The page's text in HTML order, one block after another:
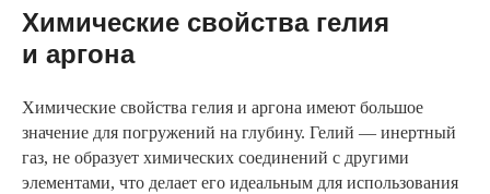
Химические свойства гелия
и аргона
Химические свойства гелия и аргона имеют большое
значение для погружений на глубину. Гелий — инертный
газ, не образует химических соединений с другими
элементами, что делает его идеальным для использования